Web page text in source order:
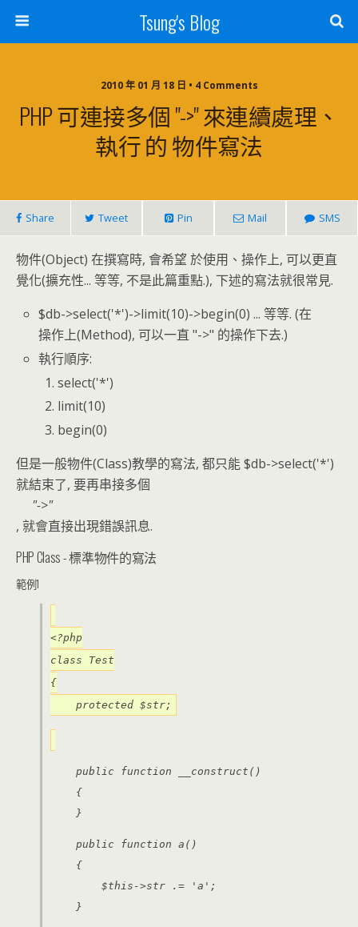
Tsung's Blog
2010 年 01 月 18 日 • 4 Comments
PHP 可連接多個 "->" 來連續處理、
執行 的 物件寫法
Share Tweet Pin Mail SMS
物件(Object) 在撰寫時, 會希望 於使用、操作上, 可以更直
覺化(擴充性... 等等, 不是此篇重點.), 下述的寫法就很常見.
$db->select('*')->limit(10)->begin(0) ... 等等. (在
操作上(Method), 可以一直 "->" 的操作下去.)
執行順序:
select('*')
limit(10)
begin(0)
但是一般物件(Class)教學的寫法, 都只能 $db->select('*')
就結束了, 要再串接多個
->
, 就會直接出現錯誤訊息.
PHP Class - 標準物件的寫法
範例1
<?php
class Test
{
protected $str;
public function __construct()
{
}
public function a()
{
$this->str .= 'a';
}